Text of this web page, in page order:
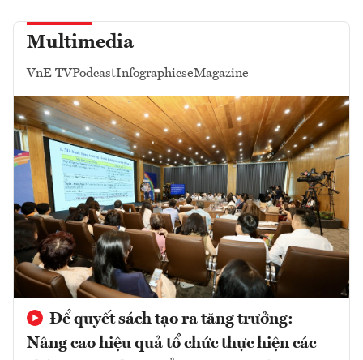
Multimedia
VnE TVPodcastInfographicseMagazine
Để quyết sách tạo ra tăng trưởng:
Nâng cao hiệu quả tổ chức thực hiện các